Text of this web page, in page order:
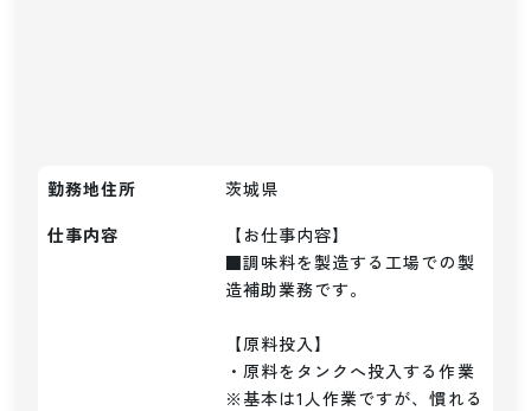
勤務地住所
茨城県
仕事内容
【お仕事内容】
■調味料を製造する工場での製
造補助業務です。
【原料投入】
・原料をタンクへ投入する作業
※基本は1人作業ですが、慣れる